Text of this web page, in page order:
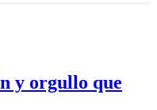
y orgullo que